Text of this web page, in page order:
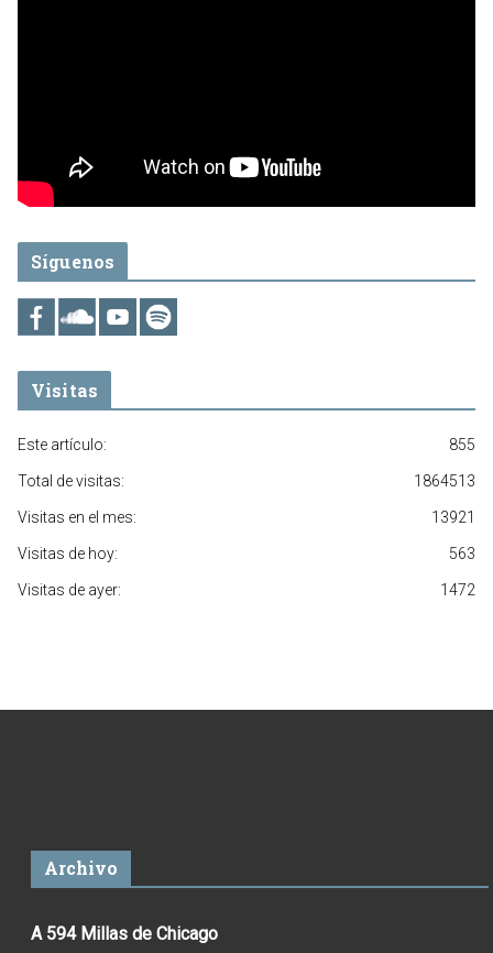
Síguenos
Visitas
855
Este artículo:
1864513
Total de visitas:
13921
Visitas en el mes:
563
Visitas de hoy:
1472
Visitas de ayer:
Archivo
A 594 Millas de Chicago